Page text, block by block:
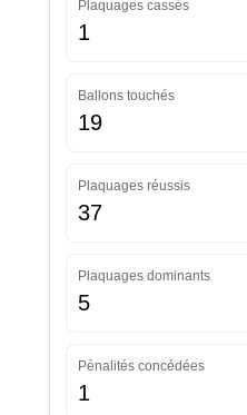
Plaquages cassés
1
Ballons touchés
19
Plaquages réussis
37
Plaquages dominants
5
Pénalités concédées
1